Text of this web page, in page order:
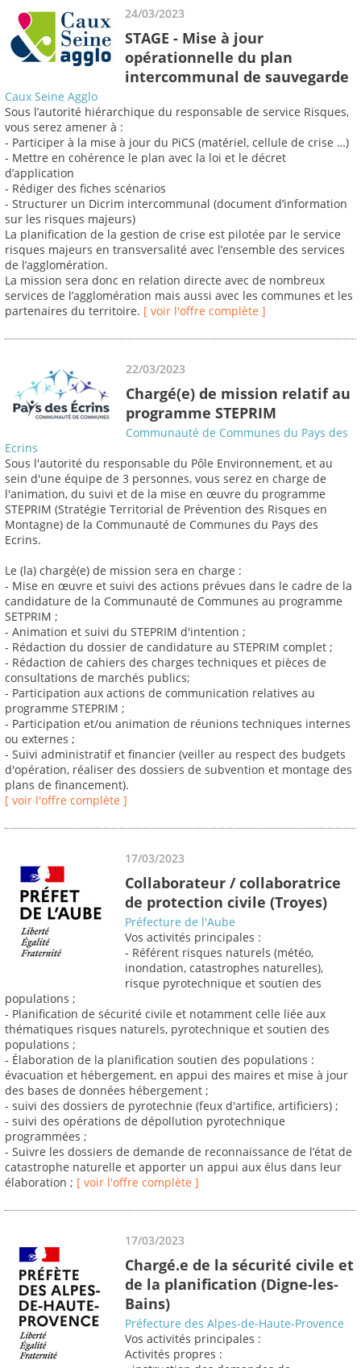
24/03/2023
STAGE - Mise à jour
opérationnelle du plan
intercommunal de sauvegarde
Caux Seine Agglo
Sous l’autorité hiérarchique du responsable de service Risques,
vous serez amener à :
- Participer à la mise à jour du PiCS (matériel, cellule de crise …)
- Mettre en cohérence le plan avec la loi et le décret
d’application
- Rédiger des fiches scénarios
- Structurer un Dicrim intercommunal (document d’information
sur les risques majeurs)
La planification de la gestion de crise est pilotée par le service
risques majeurs en transversalité avec l’ensemble des services
de l’agglomération.
La mission sera donc en relation directe avec de nombreux
services de l’agglomération mais aussi avec les communes et les
partenaires du territoire. [ voir l'offre complète ]
22/03/2023
Chargé(e) de mission relatif au
programme STEPRIM
Communauté de Communes du Pays des
Ecrins
Sous l'autorité du responsable du Pôle Environnement, et au
sein d'une équipe de 3 personnes, vous serez en charge de
l'animation, du suivi et de la mise en œuvre du programme
STEPRIM (Stratégie Territorial de Prévention des Risques en
Montagne) de la Communauté de Communes du Pays des
Ecrins.
Le (la) chargé(e) de mission sera en charge :
- Mise en œuvre et suivi des actions prévues dans le cadre de la
candidature de la Communauté de Communes au programme
SETPRIM ;
- Animation et suivi du STEPRIM d'intention ;
- Rédaction du dossier de candidature au STEPRIM complet ;
- Rédaction de cahiers des charges techniques et pièces de
consultations de marchés publics;
- Participation aux actions de communication relatives au
programme STEPRIM ;
- Participation et/ou animation de réunions techniques internes
ou externes ;
- Suivi administratif et financier (veiller au respect des budgets
d'opération, réaliser des dossiers de subvention et montage des
plans de financement).
[ voir l'offre complète ]
17/03/2023
Collaborateur / collaboratrice
de protection civile (Troyes)
Préfecture de l'Aube
Vos activités principales :
- Référent risques naturels (météo,
inondation, catastrophes naturelles),
risque pyrotechnique et soutien des
populations ;
- Planification de sécurité civile et notamment celle liée aux
thématiques risques naturels, pyrotechnique et soutien des
populations ;
- Élaboration de la planification soutien des populations :
évacuation et hébergement, en appui des maires et mise à jour
des bases de données hébergement ;
- suivi des dossiers de pyrotechnie (feux d'artifice, artificiers) ;
- suivi des opérations de dépollution pyrotechnique
programmées ;
- Suivre les dossiers de demande de reconnaissance de l’état de
catastrophe naturelle et apporter un appui aux élus dans leur
élaboration ; [ voir l'offre complète ]
17/03/2023
Chargé.e de la sécurité civile et
de la planification (Digne-les-
Bains)
Préfecture des Alpes-de-Haute-Provence
Vos activités principales :
Activités propres :